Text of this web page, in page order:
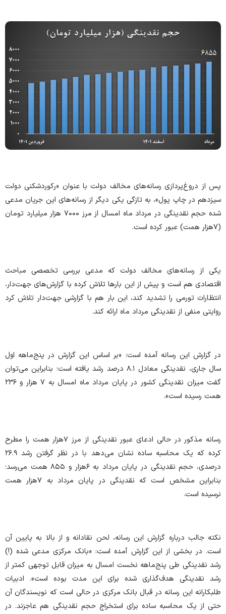
پس از دروغ‌پردازی رسانه‌های مخالف دولت با عنوان «رکوردشکنی دولت
سیزدهم در چاپ پول»، به تازگی یکی دیگر از رسانه‌های این جریان مدعی
شده حجم نقدینگی در مرداد ماه امسال از مرز ۷۰۰۰ هزار میلیارد تومان
(۷هزار همت) عبور کرده است.
یکی از رسانه‌های مخالف دولت که مدعی بررسی تخصصی مباحث
اقتصادی هم است و پیش از این بار‌ها تلاش کرده با گزارش‌های جهت‌دار،
انتظارات تورمی را تشدید کند، این بار هم با گزارشی جهت‌دار تلاش کرد
روایتی منفی از نقدینگی مرداد ماه ارائه کند.
در گزارش این رسانه آمده است: «بر اساس این گزارش در پنج‌ماهه اول
سال جاری، نقدینگی معادل ۸.۱ درصد رشد یافته است؛ بنابراین می‌توان
گفت میزان نقدینگی کشور در پایان مرداد ماه امسال به ۷ هزار و ۲۳۶
همت رسیده است».
رسانه مذکور در حالی ادعای عبور نقدینگی از مرز ۷هزار همت را مطرح
کرده که یک محاسبه ساده نشان می‌دهد با در نظر گرفتن رشد ۲۶.۹
درصدی، حجم نقدینگی در پایان مرداد به ۶هزار و ۸۵۵ همت می‌رسد؛
بنابراین مشخص است که نقدینگی در پایان مرداد به ۷هزار همت
نرسیده است.
نکته جالب درباره گزارش این رسانه، لحن نقادانه و از بالا به پایین آن
است. در بخشی از این گزارش آمده است: «بانک مرکزی مدعی شده (!)
رشد نقدینگی طی پنج‌ماهه نخست امسال به میزان قابل توجهی کمتر از
رشد نقدینگی هدف‌گذاری شده برای این مدت بوده است». ادبیات
طلبکارانه این رسانه در قبال بانک مرکزی در حالی است که نویسندگان آن
حتی از یک محاسبه ساده برای استخراج حجم نقدینگی هم عاجزند. در